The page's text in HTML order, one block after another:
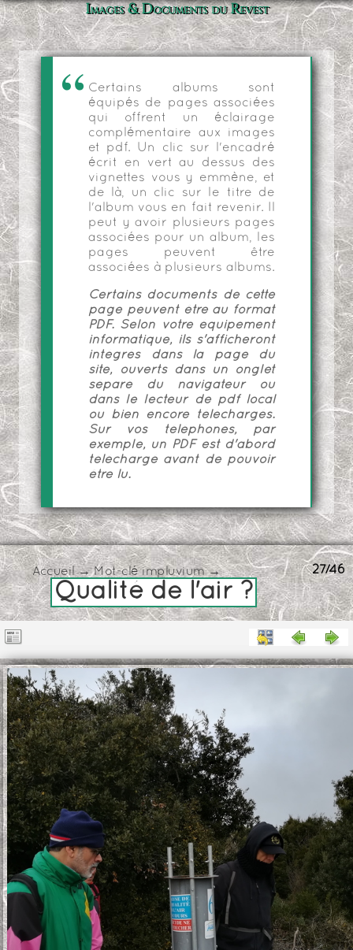
Images & Documents du Revest
Certains albums sont
équipés de pages associées
qui offrent un éclairage
complémentaire aux images
et pdf. Un clic sur l'encadré
écrit en vert au dessus des
vignettes vous y emmène, et
de là, un clic sur le titre de
l'album vous en fait revenir. Il
peut y avoir plusieurs pages
associées pour un album, les
pages peuvent être
associées à plusieurs albums.
Certains documents de cette
page peuvent être au format
PDF. Selon votre équipement
informatique, ils s'afficheront
intégrés dans la page du
site, ouverts dans un onglet
séparé du navigateur ou
dans le lecteur de pdf local
ou bien encore téléchargés.
Sur vos téléphones, par
exemple, un PDF est d'abord
téléchargé avant de pouvoir
être lu.
27/46
Accueil→Mot-clé impluvium→
Qualité de l'air ?